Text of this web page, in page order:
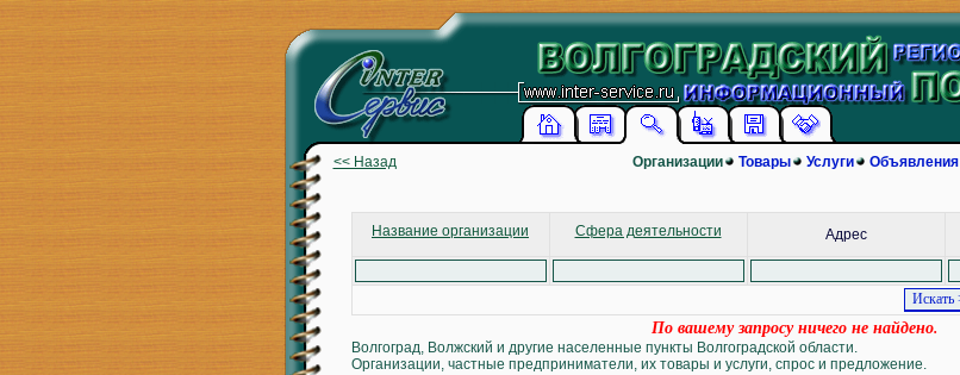
<< Назад Организации Товары Услуги Объявления
Название организации Сфера деятельности Адрес
По вашему запросу ничего не найдено.
Волгоград, Волжский и другие населенные пункты Волгоградской области.
Организации, частные предприниматели, их товары и услуги, спрос и предложение.